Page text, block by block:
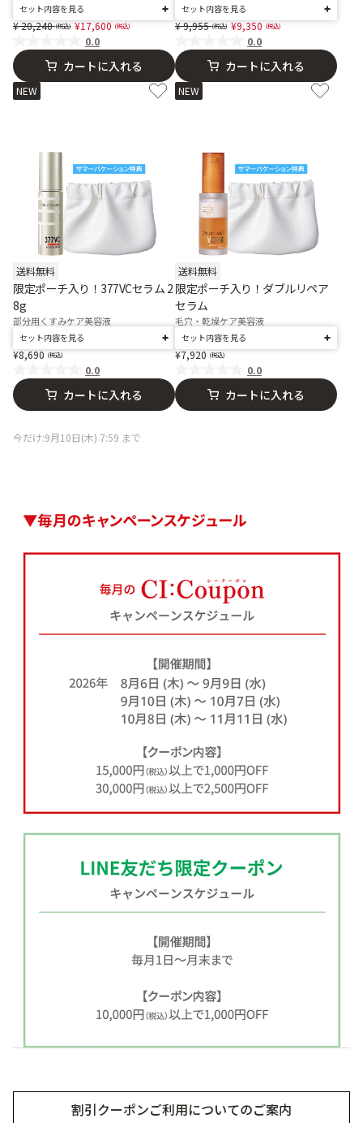
セット内容を見る
Price reduced from
20,240to
17,600
0.0
カートに入れる
セット内容を見る
Price reduced from
9,955to
9,350
0.0
カートに入れる
NEW
送料無料
限定ポーチ入り！377VCセラム 2
8g
部分用くすみケア美容液
セット内容を見る
8,690
0.0
カートに入れる
NEW
送料無料
限定ポーチ入り！ダブルリペア
セラム
毛穴・乾燥ケア美容液
セット内容を見る
7,920
0.0
カートに入れる
今だけ:9月10日(木) 7:59 まで
割引クーポンご利用についてのご案内